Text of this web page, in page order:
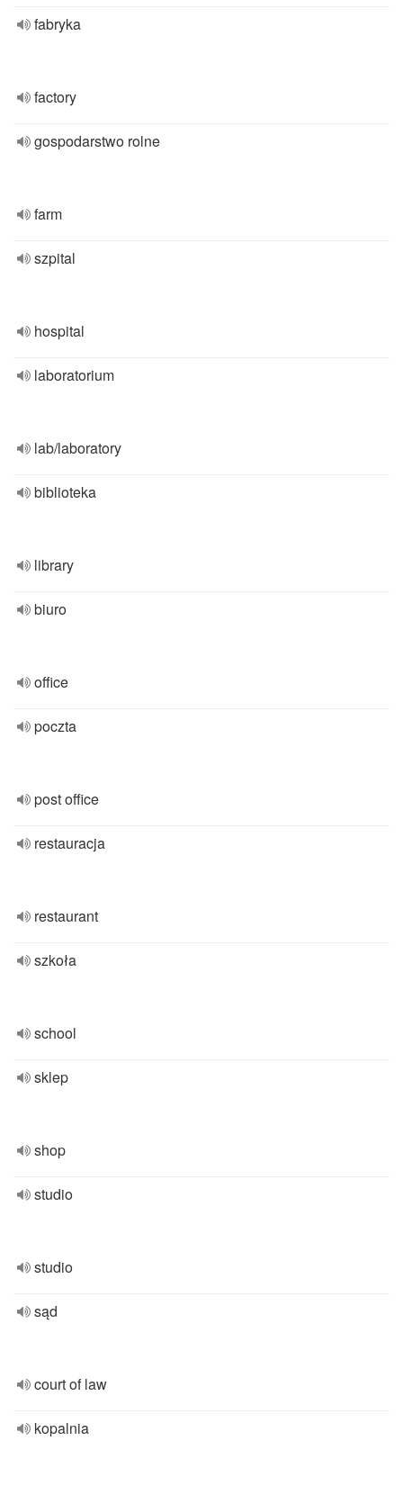
fabryka
factory
gospodarstwo rolne
farm
szpital
hospital
laboratorium
lab/laboratory
biblioteka
library
biuro
office
poczta
post office
restauracja
restaurant
szkoła
school
sklep
shop
studio
studio
sąd
court of law
kopalnia